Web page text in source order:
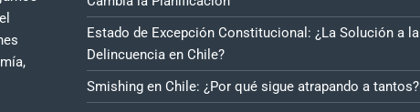
Estado de Excepción Constitucional: ¿La Solución a la
Delincuencia en Chile?
Smishing en Chile: ¿Por qué sigue atrapando a tantos?